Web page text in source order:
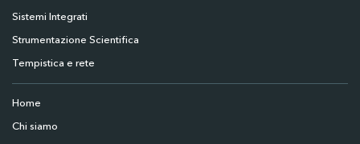
Sistemi Integrati
Strumentazione Scientifica
Tempistica e rete
Home
Chi siamo